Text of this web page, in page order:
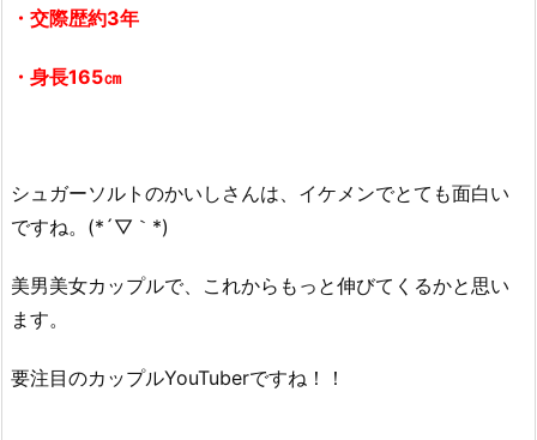
・交際歴約3年
・身長165㎝
シュガーソルトのかいしさんは、イケメンでとても面白い
ですね。(*´▽｀*)
美男美女カップルで、これからもっと伸びてくるかと思い
ます。
要注目のカップルYouTuberですね！！